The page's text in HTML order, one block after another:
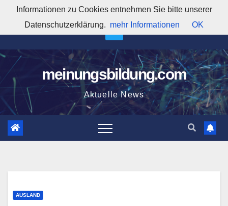
springen
9:12:11 AM
meinungsbildung.com
Aktuelle News
AUSLAND
Informationen zu Cookies entnehmen Sie bitte unserer
Datenschutzerklärung. mehr Informationen OK